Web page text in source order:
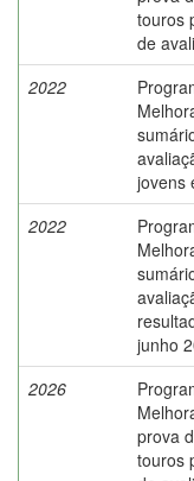
touros
de
2022
jovens
2022
junho
2026
prova
touros